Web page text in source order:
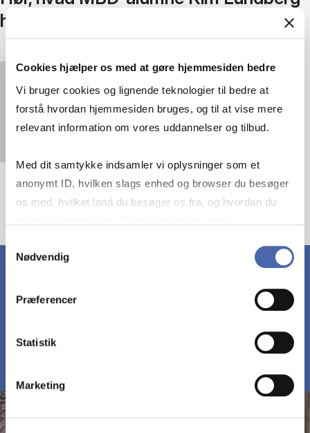
Cookies hjælper os med at gøre hjemmesiden bedre
Vi bruger cookies og lignende teknologier til bedre at
forstå hvordan hjemmesiden bruges, og til at vise mere
relevant information om vores uddannelser og tilbud.
Med dit samtykke indsamler vi oplysninger som et
anonymt ID, hvilken slags enhed og browser du besøger
os med, hvilket land du besøger os fra, og hvordan du
markedsføring. Du bestemmer selv - og kan altid trække
Samtykkevalg
Nødvendig
Præferencer
Statistik
Marketing
har fået ud af uddannelsen
You mustaccept statistics cookiesto view this
video.
MØD DELTAGERNE PÅ MBD